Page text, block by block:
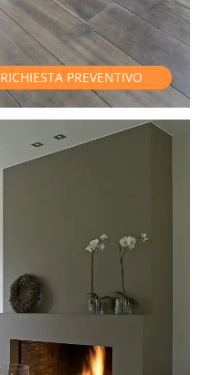
RICHIESTA PREVENTIVO